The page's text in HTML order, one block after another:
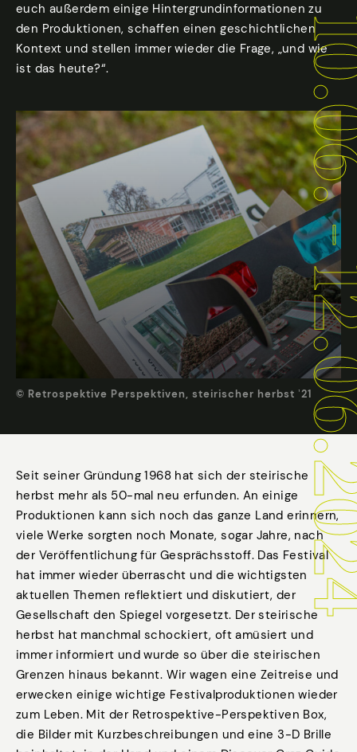
euch außerdem einige Hintergrundinformationen zu
den Produktionen, schaffen einen geschichtlichen
Kontext und stellen immer wieder die Frage, „und wie
ist das heute?“.
© Retrospektive Perspektiven, steirischer herbst ʼ21
10.06.
Seit seiner Gründung 1968 hat sich der steirische
herbst mehr als 50-mal neu erfunden. An einige
Produktionen kann sich noch das ganze Land erinnern,
viele Werke sorgten noch Monate, sogar Jahre, nach
der Veröffentlichung für Gesprächsstoff. Das Festival
hat immer wieder überrascht und die wichtigsten
aktuellen Themen reflektiert und diskutiert, der
Gesellschaft den Spiegel vorgesetzt. Der steirische
herbst hat manchmal schockiert, oft amüsiert und
immer informiert und wurde so über die steirischen
Grenzen hinaus bekannt. Wir wagen eine Zeitreise und
erwecken einige wichtige Festivalproduktionen wieder
zum Leben. Mit der Retrospektive-Perspektiven Box,
die Bilder mit Kurzbeschreibungen und eine 3-D Brille